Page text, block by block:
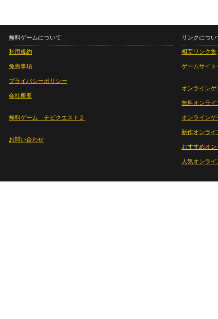
無料ゲームについて
利用規約
免責事項
プライバシーポリシー
会社概要
無料ゲーム チビクエスト２
お問い合わせ
リンクについ
相互リンク集
ゲームサイト
オンラインゲ
無料オンライ
オンライン
新作オンライ
おすすめオ
人気オンラ